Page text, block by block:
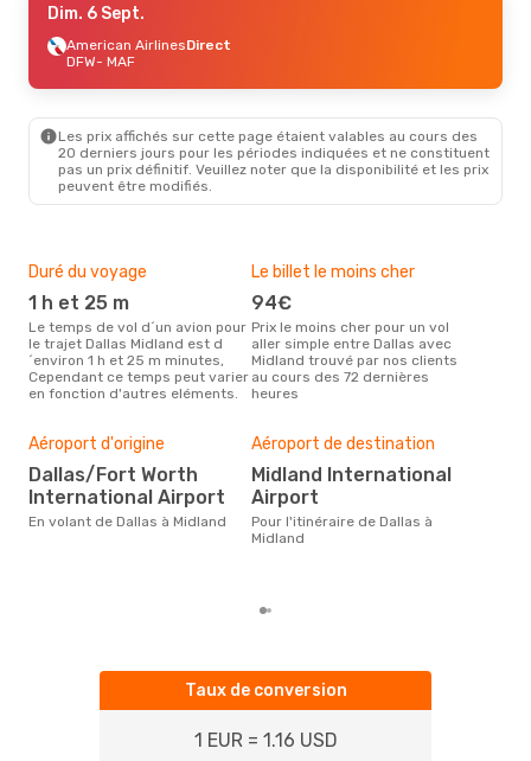
Dim. 6 Sept.
American AirlinesDirect
DFW- MAF
Les prix affichés sur cette page étaient valables au cours des
20 derniers jours pour les périodes indiquées et ne constituent
pas un prix définitif. Veuillez noter que la disponibilité et les prix
peuvent être modifiés.
Duré du voyage
1 h et 25 m
Le temps de vol d´un avion pour
le trajet Dallas Midland est d
´environ 1 h et 25 m minutes,
Cependant ce temps peut varier
en fonction d'autres eléments.
Le billet le moins cher
94€
Prix le moins cher pour un vol
aller simple entre Dallas avec
Midland trouvé par nos clients
au cours des 72 dernières
heures
Aéroport d'origine
Dallas/Fort Worth
International Airport
En volant de Dallas à Midland
Aéroport de destination
Midland International
Airport
Pour l'itinéraire de Dallas à
Midland
Taux de conversion
1 EUR = 1.16 USD